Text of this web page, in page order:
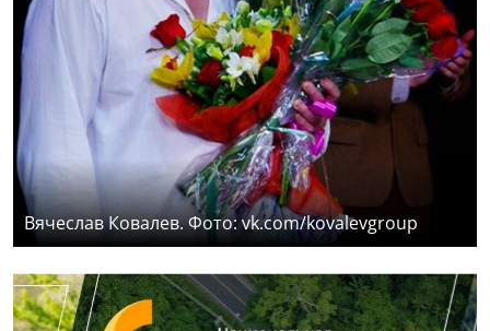
Вячеслав Ковалев. Фото: vk.com/kovalevgroup